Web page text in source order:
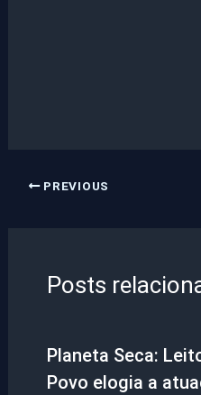
PREVIOUS
Posts
Planeta Seca:
Povo elogia a